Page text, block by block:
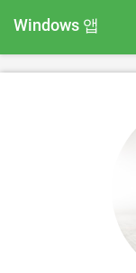
Windows 앱